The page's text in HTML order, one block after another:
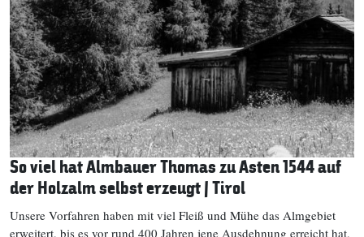
So viel hat Almbauer Thomas zu Asten 1544 auf
der Holzalm selbst erzeugt | Tirol
Unsere Vorfahren haben mit viel Fleiß und Mühe das Almgebiet
erweitert, bis es vor rund 400 Jahren jene Ausdehnung erreicht hat,